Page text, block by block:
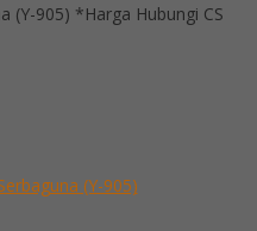
*Harga Hubungi CS
(Y-905)